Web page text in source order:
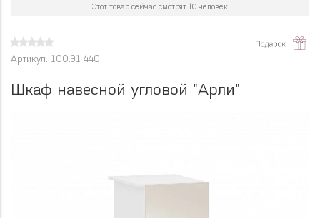
Артикул: 100.91 440
Этот товар сейчас смотрят 10 человек
Шкаф навесной угловой "Арли"